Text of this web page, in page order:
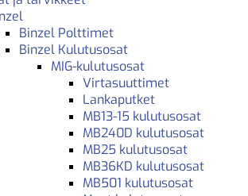
Binzel Polttimet
Binzel Kulutusosat
MIG-kulutusosat
Virtasuuttimet
Lankaputket
MB13-15 kulutusosat
MB240D kulutusosat
MB25 kulutusosat
MB36KD kulutusosat
MB501 kulutusosat